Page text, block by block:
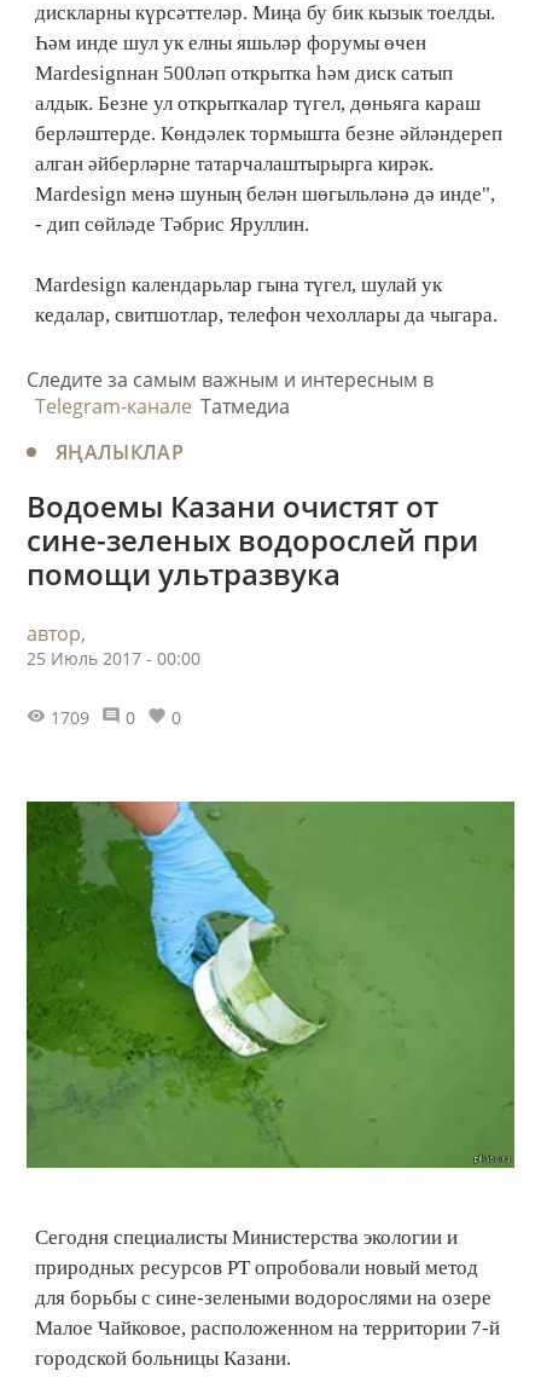
дискларны күрсәттеләр. Миңа бу бик кызык тоелды.
Һәм инде шул ук елны яшьләр форумы өчен
Mardesignнан 500ләп открытка һәм диск сатып
алдык. Безне ул открыткалар түгел, дөньяга караш
берләштерде. Көндәлек тормышта безне әйләндереп
алган әйберләрне татарчалаштырырга кирәк.
Mardesign менә шуның белән шөгыльләнә дә инде",
- дип сөйләде Тәбрис Яруллин.
Mardesign календарьлар гына түгел, шулай ук
кедалар, свитшотлар, телефон чехоллары да чыгара.
Следите за самым важным и интересным в
Telegram-канале Татмедиа
ЯҢАЛЫКЛАР
Водоемы Казани очистят от
сине-зеленых водорослей при
помощи ультразвука
автор,
25 Июль 2017 - 00:00
1709 0 0
Сегодня специалисты Министерства экологии и
природных ресурсов РТ опробовали новый метод
для борьбы с сине-зелеными водорослями на озере
Малое Чайковое, расположенном на территории 7-й
городской больницы Казани.